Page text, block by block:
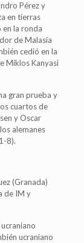
Pérez y
en tierras
en la ronda
de Malasia
cedió en la
Miklos Kanyasi
gran prueba y
cuartos de
y Oscar
alemanes
8).
(Granada)
de IM y
ucraniano